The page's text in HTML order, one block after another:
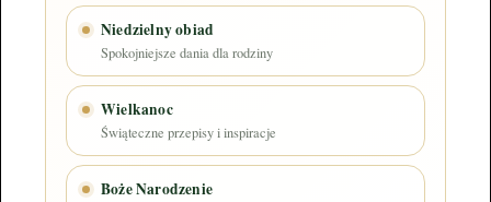
Niedzielny obiad
Spokojniejsze dania dla rodziny
Wielkanoc
Świąteczne przepisy i inspiracje
Boże Narodzenie